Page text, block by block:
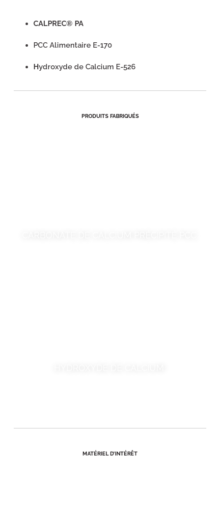
CALPREC® PA
PCC Alimentaire E-170
Hydroxyde de Calcium E-526
PRODUITS FABRIQUÉS
MATÉRIEL D’INTÉRÊT